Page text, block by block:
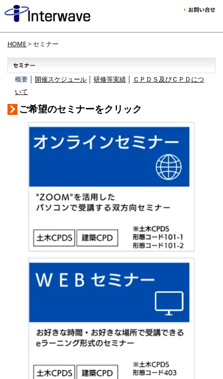
HOME> セミナー
概要 │ 開催スケジュール 研修等実績
ＣＰＤＳ及びＣＰＤにつ
いて
ご希望のセミナーをクリック